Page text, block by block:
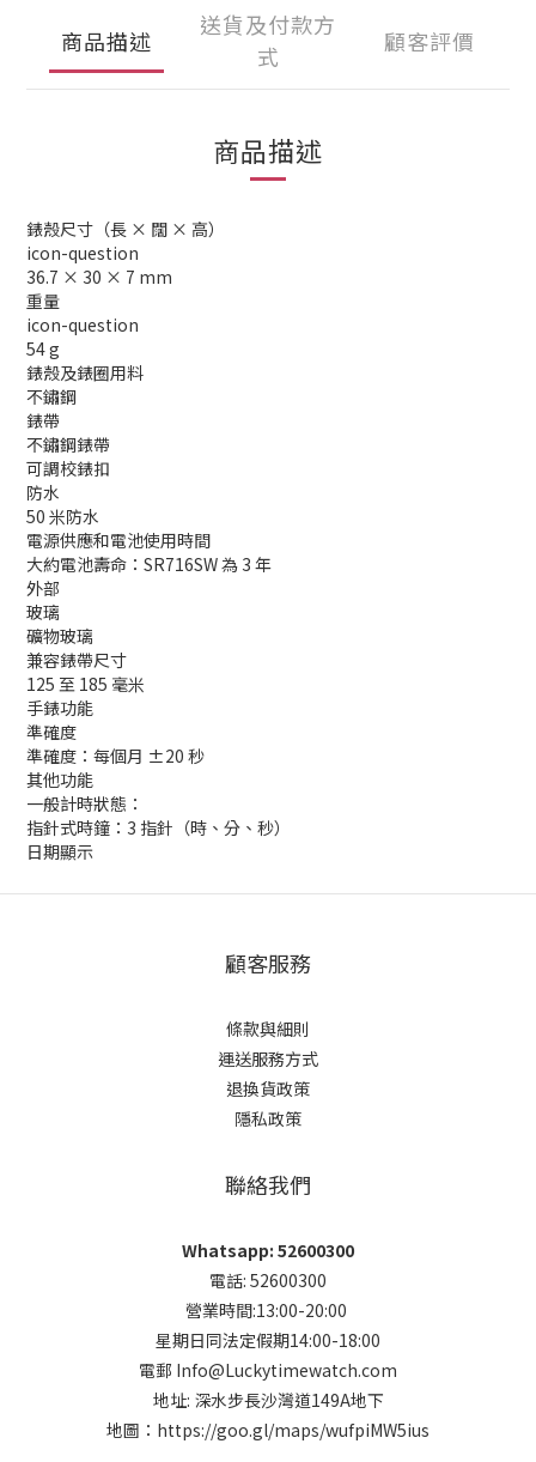
商品描述
送貨及付款方
式
顧客評價
商品描述
錶殼尺寸（長 × 闊 × 高）
icon-question
36.7 × 30 × 7 mm
重量
icon-question
54 g
錶殼及錶圈用料
不鏽鋼
錶帶
不鏽鋼錶帶
可調校錶扣
防水
50 米防水
電源供應和電池使用時間
大約電池壽命：SR716SW 為 3 年
外部
玻璃
礦物玻璃
兼容錶帶尺寸
125 至 185 毫米
手錶功能
準確度
準確度：每個月 ±20 秒
其他功能
一般計時狀態：
指針式時鐘：3 指針（時、分、秒）
日期顯示
顧客服務
條款與細則
運送服務方式
退換貨政策
隱私政策
聯絡我們
Whatsapp: 52600300
電話: 52600300
營業時間:13:00-20:00
星期日同法定假期14:00-18:00
電郵 Info@Luckytimewatch.com
地址: 深水步長沙灣道149A地下
地圖： https://goo.gl/maps/wufpiMW5ius